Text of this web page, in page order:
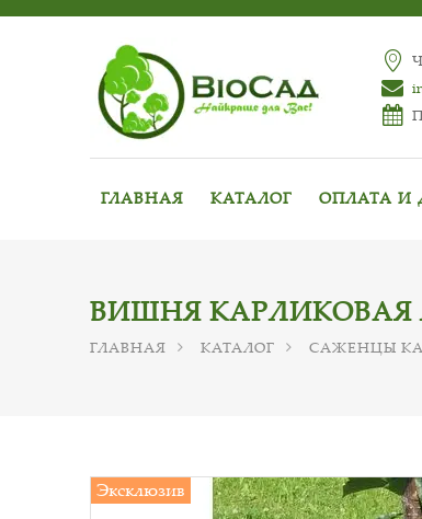
ГЛАВНАЯ КАТАЛОГ ОПЛАТА И
ВИШНЯ КАРЛИКОВАЯ
ГЛАВНАЯ КАТАЛОГ САЖЕНЦЫ
Эксклюзив